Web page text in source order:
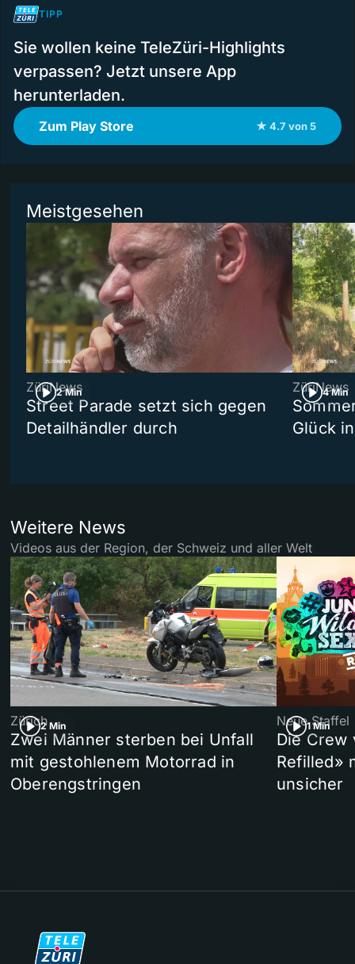
TIPP
Sie wollen keine TeleZüri-Highlights
verpassen? Jetzt unsere App
herunterladen.
Zum Play Store ★ 4.7 von 5
Meistgesehen
2 Min
ZüriNews
Street Parade setzt sich gegen
Detailhändler durch
4 Min
ZüriNews
Glück
Weitere News
Videos aus der Region, der Schweiz und aller Welt
2 Min
Zürich
Zwei Männer sterben bei Unfall
mit gestohlenem Motorrad in
Oberengstringen
1 Min
Neue Staffel
Die Crew
Refilled»
unsicher